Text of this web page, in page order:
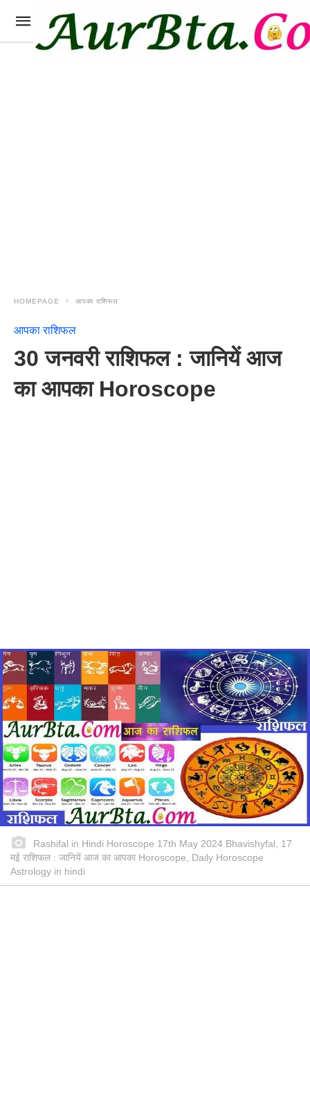
HOMEPAGE आपका राशिफल
आपका राशिफल
30 जनवरी राशिफल : जानियें आज
का आपका Horoscope
Rashifal in Hindi Horoscope 17th May 2024 Bhavishyfal, 17
मई राशिफल : जानियें आज का आपका Horoscope, Daily Horoscope
Astrology in hindi